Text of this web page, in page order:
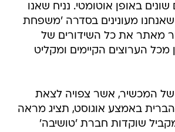
באופן אוטומטי. נניח שאנו
מעונינים בסדרה 'משפחת
מאתר את כל השידורים של
הערוצים הקיימים ומקליט
המכשיר, אשר צפויה לצאת
הברית באמצע אוגוסט, תציג מראה
שוקדות חברת 'טושיבה'